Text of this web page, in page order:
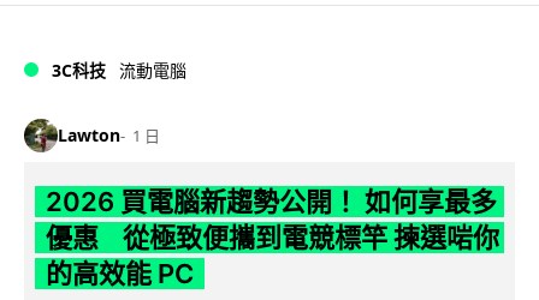
3C科技 流動電腦
Lawton 1 日
2026 買電腦新趨勢公開！ 如何享最多
優惠 從極致便攜到電競標竿 揀選啱你
的高效能 PC